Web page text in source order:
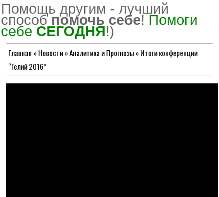
Помощь другим - лучший
способ помочь себе! Помоги
себе СЕГОДНЯ!)
Главная »Новости»Аналитика и Прогнозы»Итоги конференции
“Гелий 2016”